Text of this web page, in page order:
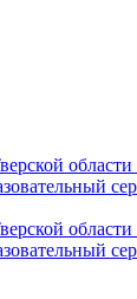
области
области